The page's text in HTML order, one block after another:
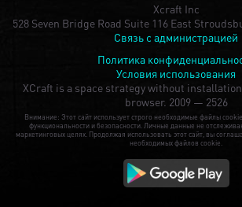
Xcraft Inc
528 Seven Bridge Road Suite 116 East
Связь с администрацией
Политика
Условия использования
XCraft is a space strategy without
browser. 2009 — 2526
Внимание: Этот сайт использует строго необходимые файлы
функциональности и безопасности. Личные данные не
маркетинговых целях. Продолжая использовать этот сайт, вы
необходимых файлов cookie.